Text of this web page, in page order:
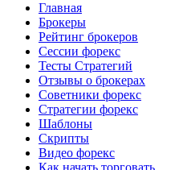
Главная
Брокеры
Рейтинг брокеров
Сессии форекс
Тесты Стратегий
Отзывы о брокерах
Советники форекс
Стратегии форекс
Шаблоны
Скрипты
Видео форекс